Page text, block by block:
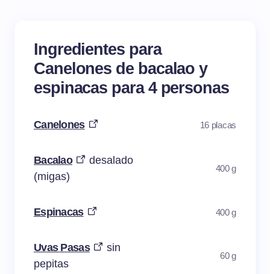
Ingredientes para
Canelones de bacalao y
espinacas para 4 personas
Canelones 16 placas
Bacalao
desalado
(migas)
400 g
Espinacas 400 g
Uvas Pasas
sin
pepitas
60 g